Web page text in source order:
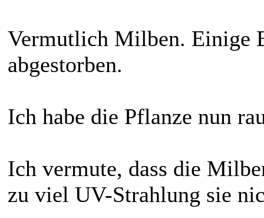
Vermutlich Milben. Einige
abgestorben.
Ich habe die Pflanze nun
Ich vermute, dass die
zu viel UV-Strahlung sie